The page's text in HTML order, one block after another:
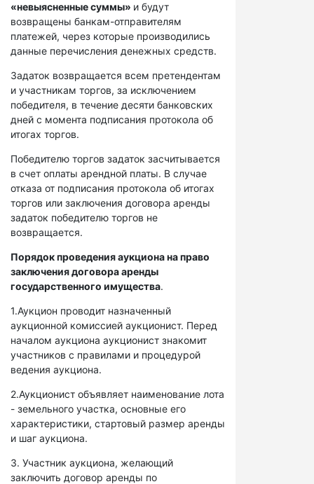
«невыясненные суммы» и будут
возвращены банкам-отправителям
платежей, через которые производились
данные перечисления денежных средств.
Задаток возвращается всем претендентам
и участникам торгов, за исключением
победителя, в течение десяти банковских
дней с момента подписания протокола об
итогах торгов.
Победителю торгов задаток засчитывается
в счет оплаты арендной платы. В случае
отказа от подписания протокола об итогах
торгов или заключения договора аренды
задаток победителю торгов не
возвращается.
Порядок проведения аукциона на право
заключения договора аренды
государственного имущества.
1.Аукцион проводит назначенный
аукционной комиссией аукционист. Перед
началом аукциона аукционист знакомит
участников с правилами и процедурой
ведения аукциона.
2.Аукционист объявляет наименование лота
- земельного участка, основные его
характеристики, стартовый размер аренды
и шаг аукциона.
3. Участник аукциона, желающий
заключить договор аренды по